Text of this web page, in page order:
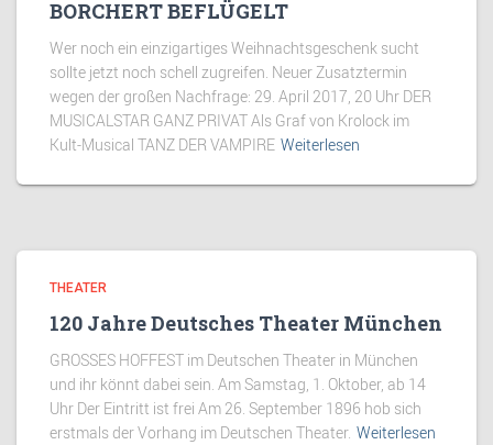
BORCHERT BEFLÜGELT
Wer noch ein einzigartiges Weihnachtsgeschenk sucht
sollte jetzt noch schell zugreifen. Neuer Zusatztermin
wegen der großen Nachfrage: 29. April 2017, 20 Uhr DER
MUSICALSTAR GANZ PRIVAT Als Graf von Krolock im
Kult-Musical TANZ DER VAMPIRE Weiterlesen
THEATER
120 Jahre Deutsches Theater München
GROSSES HOFFEST im Deutschen Theater in München
und ihr könnt dabei sein. Am Samstag, 1. Oktober, ab 14
Uhr Der Eintritt ist frei Am 26. September 1896 hob sich
erstmals der Vorhang im Deutschen Theater. Weiterlesen